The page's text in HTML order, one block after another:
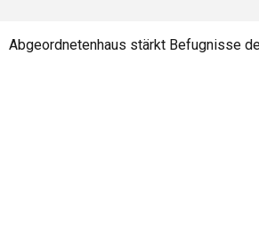
Abgeordnetenhaus stärkt Befugnisse